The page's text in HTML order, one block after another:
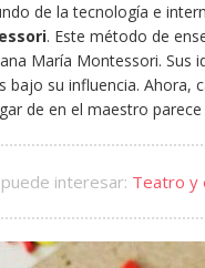
de la tecnología e
. Este método de
María Montessori. Sus
bajo su influencia. Ahora,
de en el maestro
interesar: Teatro y